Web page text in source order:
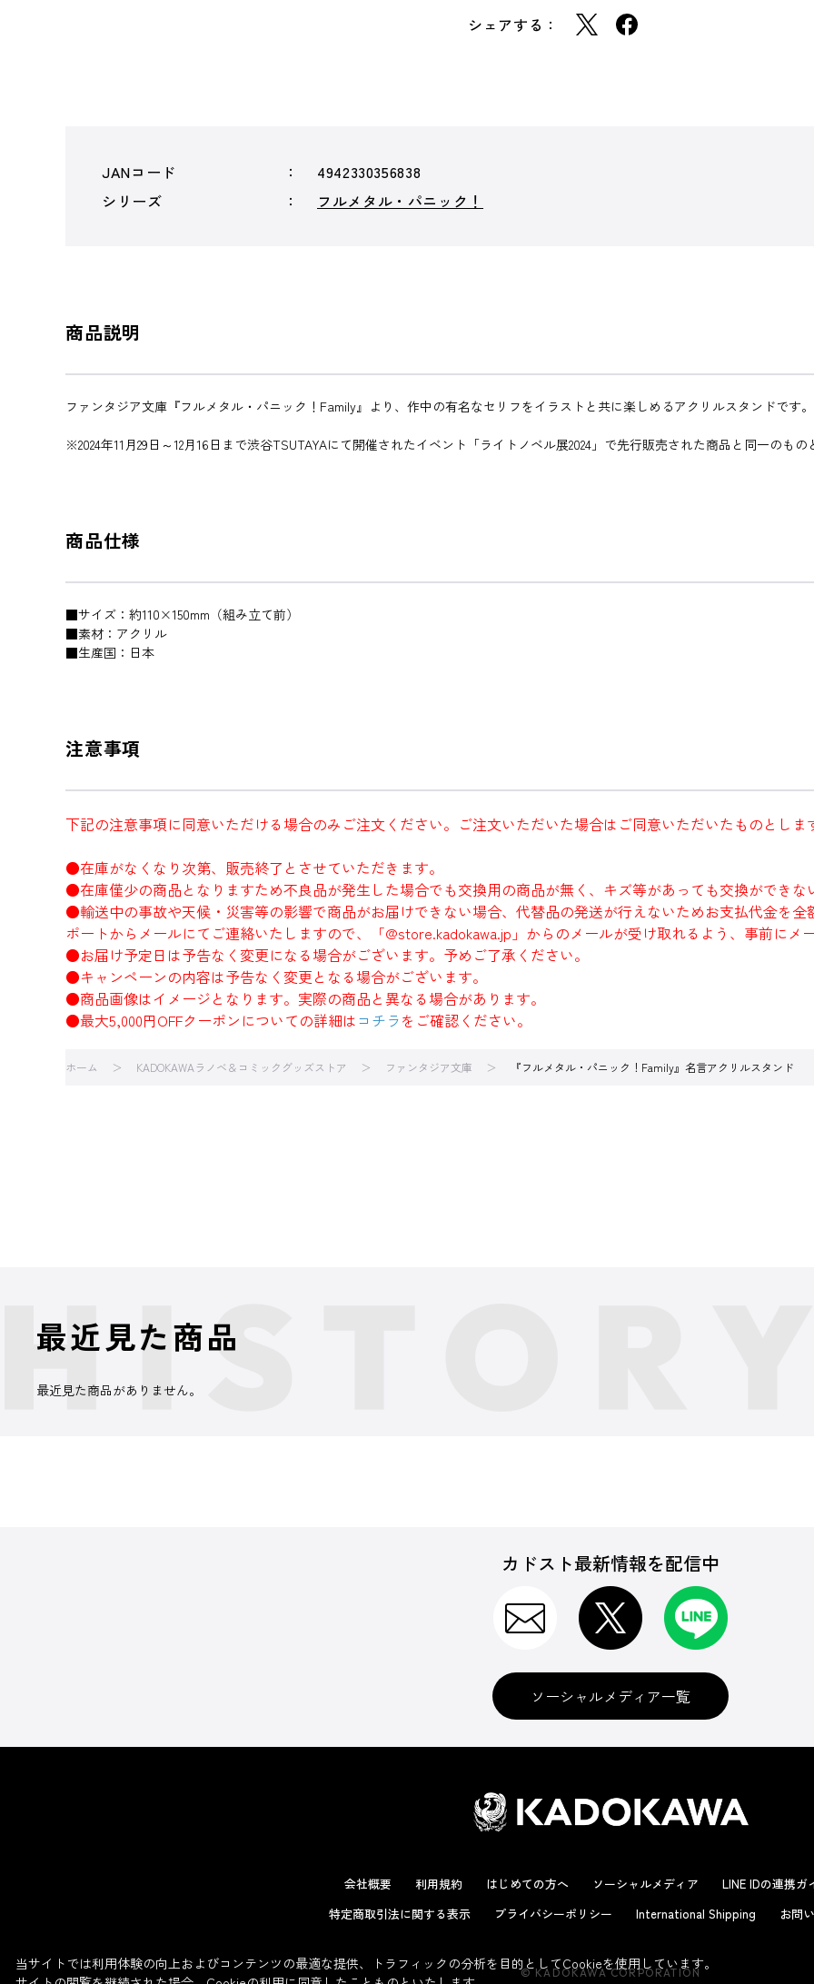
シェアする：
JANコード
4942330356838
シリーズ
フルメタル・パニック！
商品説明
ファンタジア文庫『フルメタル・パニック！Family』より、作中の有名なセリフをイラストと共に楽しめるアクリルスタンドです。
※2024年11月29日～12月16日まで渋谷TSUTAYAにて開催されたイベント「ライトノベル展2024」で先行販売された商品と同一のもの
商品仕様
■サイズ：約110×150mm（組み立て前）
■素材：アクリル
■生産国：日本
注意事項
下記の注意事項に同意いただける場合のみご注文ください。ご注文いただいた場合はご同意いただいたものとしま
●在庫がなくなり次第、販売終了とさせていただきます。
●在庫僅少の商品となりますため不良品が発生した場合でも交換用の商品が無く、キズ等があっても交換ができな
●輸送中の事故や天候・災害等の影響で商品がお届けできない場合、代替品の発送が行えないためお支払代金を
ポートからメールにてご連絡いたしますので、「@store.kadokawa.jp」からのメールが受け取れるよう、事前にメ
●お届け予定日は予告なく変更になる場合がございます。予めご了承ください。
●キャンペーンの内容は予告なく変更となる場合がございます。
●商品画像はイメージとなります。実際の商品と異なる場合があります。
●最大5,000円OFFクーポンについての詳細はコチラをご確認ください。
ホーム KADOKAWAラノベ＆コミックグッズストア ファンタジア文庫 『フルメタル・パニック！Family』名言アクリルスタンド
最近見た商品
最近見た商品がありません。
カドスト最新情報を配信中
ソーシャルメディア一覧
会社概要 利用規約 はじめての方へ ソーシャルメディア LINE IDの連携ガ
特定商取引法に関する表示
プライバシーポリシー International Shipping お問
© KADOKAWA CORPORATION
当サイトでは利用体験の向上およびコンテンツの最適な提供、トラフィックの分析を目的としてCookieを使用しています。